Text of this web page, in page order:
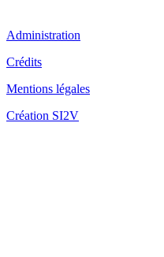
Administration
Crédits
Mentions légales
Création SI2V